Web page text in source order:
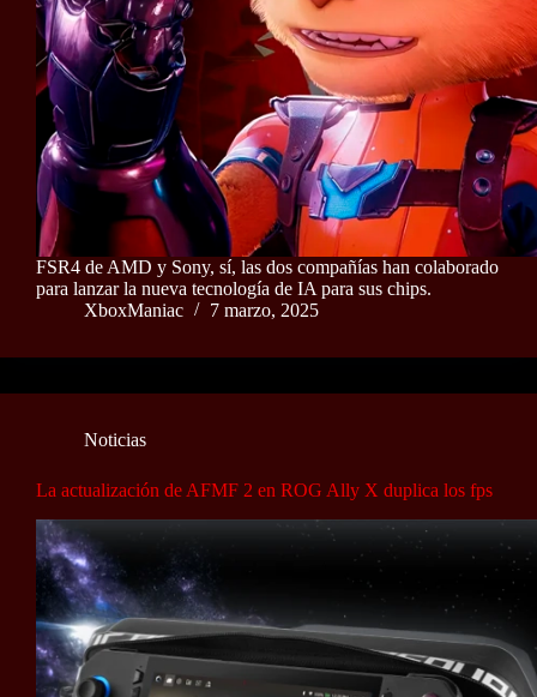
FSR4 de AMD y Sony, sí, las dos compañías han colaborado
para lanzar la nueva tecnología de IA para sus chips.
XboxManiac
7 marzo, 2025
Noticias
La actualización de AFMF 2 en ROG Ally X duplica los fps